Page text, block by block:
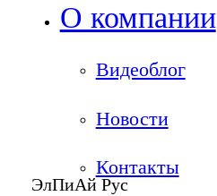
О компании
Видеоблог
Новости
Контакты
ЭлПиАй Рус